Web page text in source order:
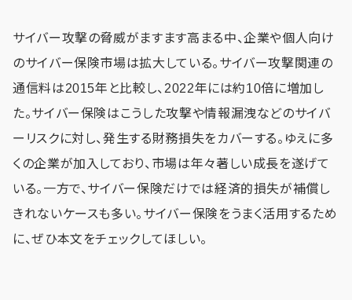
サイバー攻撃の脅威がますます高まる中、企業や個人向け
のサイバー保険市場は拡大している。サイバー攻撃関連の
通信料は2015年と比較し、2022年には約10倍に増加し
た。サイバー保険はこうした攻撃や情報漏洩などのサイバ
ーリスクに対し、発生する財務損失をカバーする。ゆえに多
くの企業が加入しており、市場は年々著しい成長を遂げて
いる。一方で、サイバー保険だけでは経済的損失が補償し
きれないケースも多い。サイバー保険をうまく活用するため
に、ぜひ本文をチェックしてほしい。